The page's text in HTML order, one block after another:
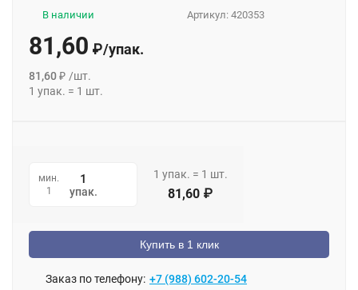
Артикул: 420353
В наличии
81,60 ₽/упак.
81,60₽ /шт.
1 упак. = 1 шт.
мин.
1
упак.
1 упак. = 1 шт.
81,60 ₽
Купить в 1 клик
Заказ по телефону: +7 (988) 602-20-54